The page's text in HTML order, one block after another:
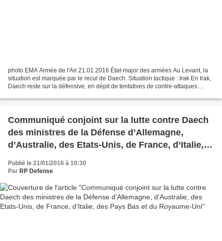
photo EMA Armée de l'Air 21.01.2016 État-major des armées Au Levant, la
situation est marquée par le recul de Daech. Situation tactique : Irak En Irak,
Daech reste sur la défensive, en dépit de tentatives de contre-attaques
Communiqué conjoint sur la lutte contre Daech
des ministres de la Défense d’Allemagne,
d’Australie, des Etats-Unis, de France, d’Italie,
des Pays Bas et du Royaume-Uni
Publié le 21/01/2016 à 10:30
Par RP Defense